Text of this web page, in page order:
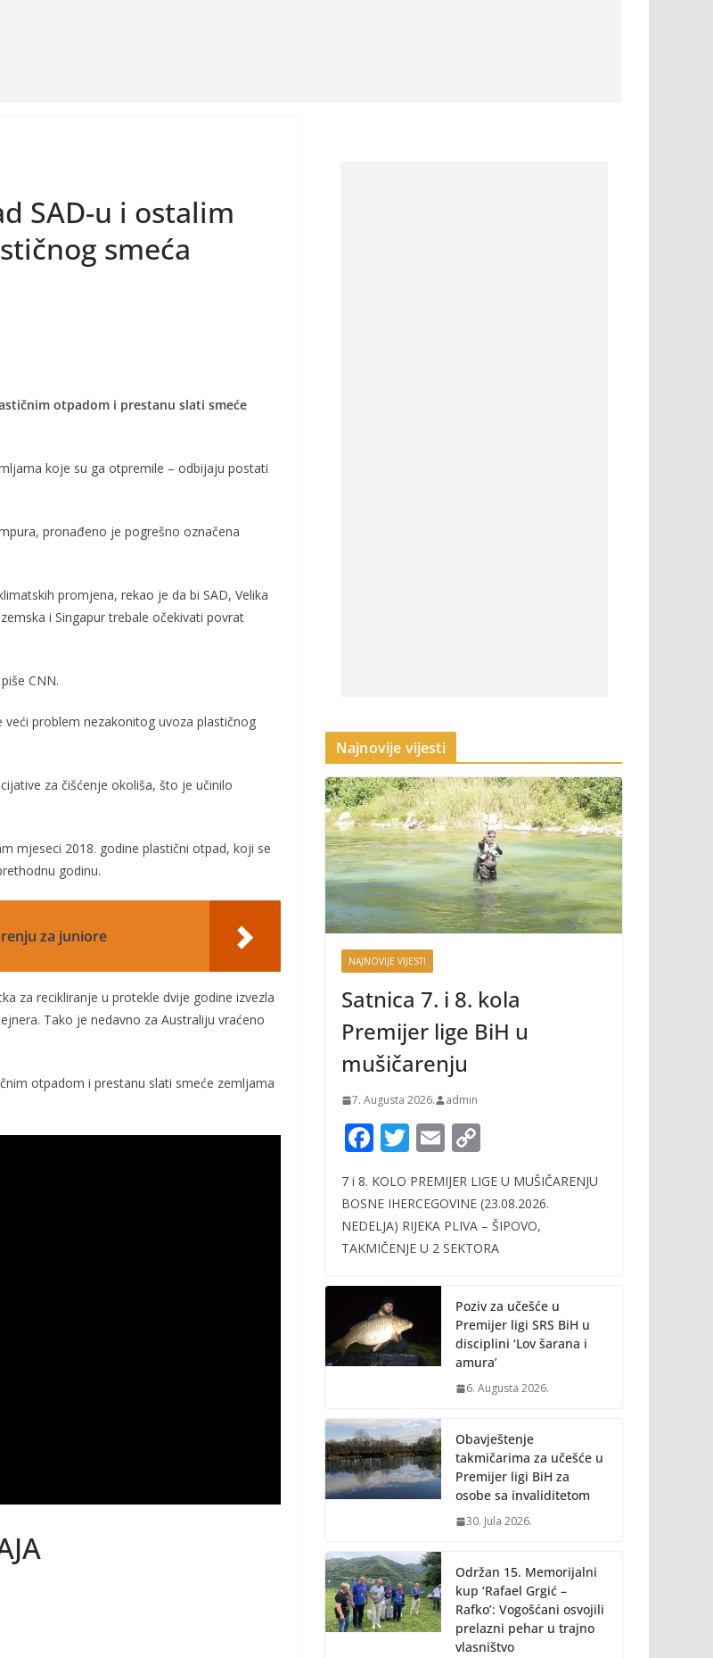
SAD-u i ostalim
smeća
otpadom i prestanu slati smeće
koje su ga otpremile – odbijaju postati
pronađeno je pogrešno označena
promjena, rekao je da bi SAD, Velika
i Singapur trebale očekivati ​​povrat
CNN.
problem nezakonitog uvoza plastičnog
za čišćenje okoliša, što je učinilo
mjeseci 2018. godine plastični otpad, koji se
godinu.
za juniore
za recikliranje u protekle dvije godine izvezla
Tako je nedavno za Australiju vraćeno
otpadom i prestanu slati smeće zemljama
Najnovije vijesti
NAJNOVIJE VIJESTI
Satnica 7. i 8. kola
Premijer lige BiH u
mušičarenju
7. Augusta 2026. admin
F
e
b
o
o
k
T
itt
er
E
ai
l
p
y
Li
k
7 i 8. KOLO PREMIJER LIGE U MUŠIČARENJU
BOSNE IHERCEGOVINE (23.08.2026.
NEDELJA) RIJEKA PLIVA – ŠIPOVO,
TAKMIČENJE U 2 SEKTORA
Poziv za učešće u
Premijer ligi SRS BiH u
disciplini ‘Lov šarana i
amura’
6. Augusta 2026.
Obavještenje
takmičarima za učešće u
Premijer ligi BiH za
osobe sa invaliditetom
30. Jula 2026.
Održan 15. Memorijalni
kup ‘Rafael Grgić –
Rafko’: Vogošćani osvojili
prelazni pehar u trajno
vlasništvo